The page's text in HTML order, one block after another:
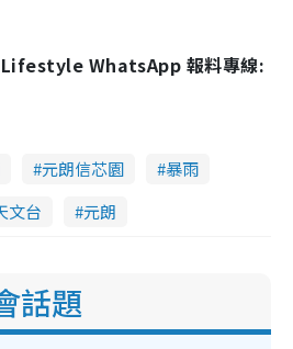
Lifestyle WhatsApp 報料專線:
元朗信芯園
暴雨
文台 元朗
話題